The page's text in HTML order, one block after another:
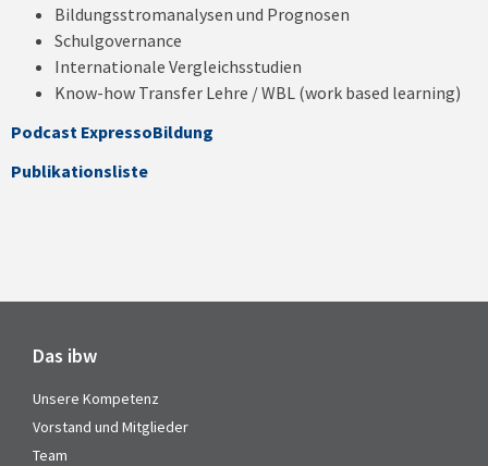
Bildungsstromanalysen und Prognosen
Schulgovernance
Internationale Vergleichsstudien
Know-how Transfer Lehre / WBL (work based learning)
Podcast ExpressoBildung
Publikationsliste
Das ibw
Unsere Kompetenz
Vorstand und Mitglieder
Team